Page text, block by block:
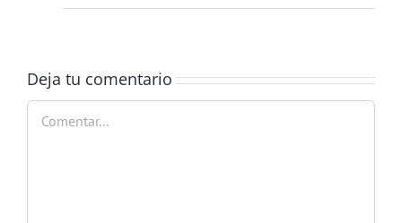
Deja tu comentario
Comentar